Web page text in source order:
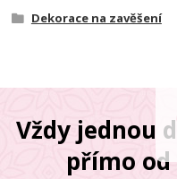
Dekorace na zavěšení
Vždy jednou
přímo od